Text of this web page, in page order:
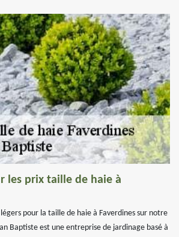
les prix taille de haie à
pour la taille de haie à Faverdines sur notre
Baptiste est une entreprise de jardinage basé à